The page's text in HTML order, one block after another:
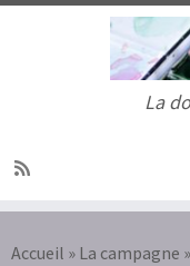
au
La
Accueil » La campagne »